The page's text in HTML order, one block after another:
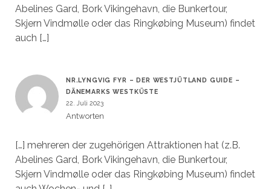
Abelines Gard, Bork Vikingehavn, die Bunkertour,
Skjern Vindmølle oder das Ringkøbing Museum) findet
auch […]
NR.LYNGVIG FYR – DER WESTJÜTLAND GUIDE –
DÄNEMARKS WESTKÜSTE
22. Juli 2023
Antworten
[…] mehreren der zugehörigen Attraktionen hat (z.B.
Abelines Gard, Bork Vikingehavn, die Bunkertour,
Skjern Vindmølle oder das Ringkøbing Museum) findet